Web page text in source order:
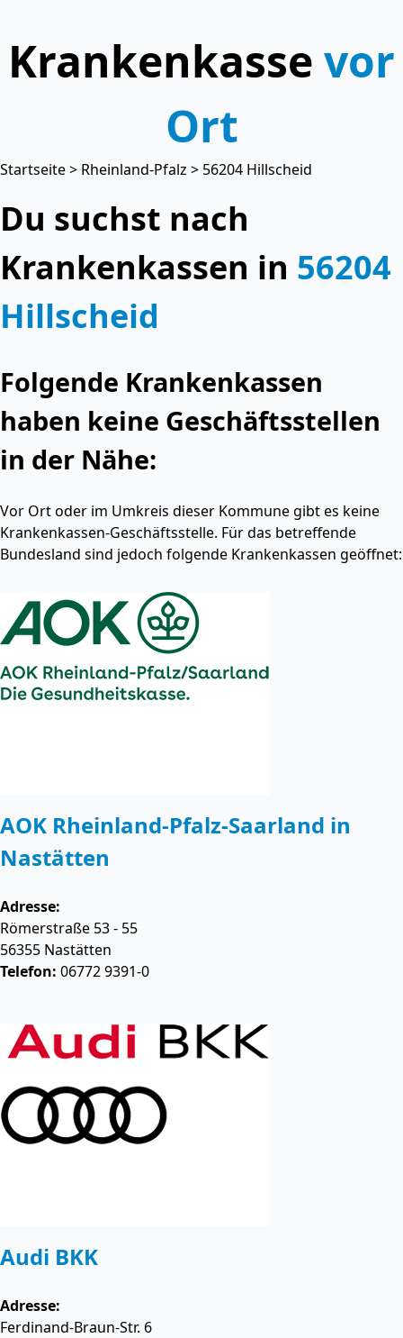
Krankenkasse vor
Ort
Startseite> Rheinland-Pfalz > 56204 Hillscheid
Du suchst nach
Krankenkassen in 56204
Hillscheid
Folgende Krankenkassen
haben keine Geschäftsstellen
in der Nähe:
Vor Ort oder im Umkreis dieser Kommune gibt es keine
Krankenkassen-Geschäftsstelle. Für das betreffende
Bundesland sind jedoch folgende Krankenkassen geöffnet:
AOK Rheinland-Pfalz-Saarland in
Nastätten
Adresse:
Römerstraße 53 - 55
56355 Nastätten
Telefon: 06772 9391-0
Audi BKK
Adresse:
Ferdinand-Braun-Str. 6